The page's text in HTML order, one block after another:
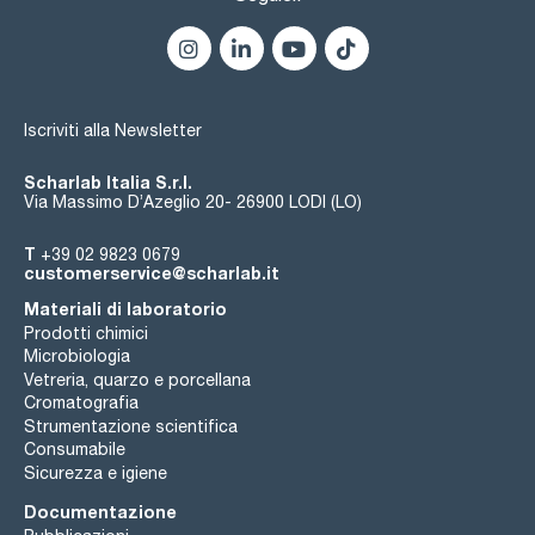
Iscriviti alla Newsletter
Scharlab Italia S.r.l.
Via Massimo D’Azeglio 20- 26900 LODI (LO)
T +39 02 9823 0679
customerservice@scharlab.it
Materiali di laboratorio
Prodotti chimici
Microbiologia
Vetreria, quarzo e porcellana
Cromatografia
Strumentazione scientifica
Consumabile
Sicurezza e igiene
Documentazione